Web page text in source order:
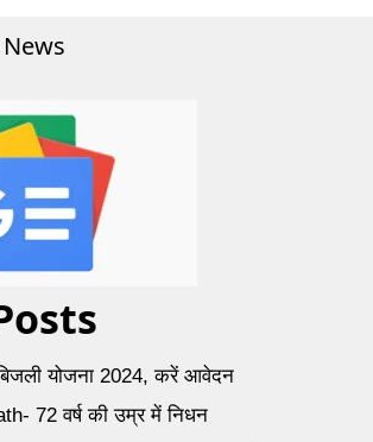
योजना 2024, करें आवेदन
72 वर्ष की उम्र में निधन